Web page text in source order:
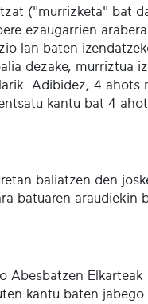
("murrizketa" bat
ezaugarrien
lan baten
dezake, murriztua
Adibidez, 4 ahots
kantu bat 4
baliatzen den
batuaren araudiekin
Abesbatzen
kantu baten jabego